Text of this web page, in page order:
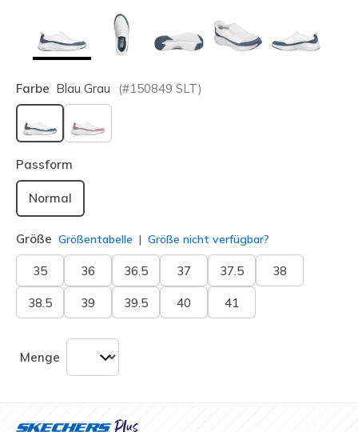
Farbe Blau Grau (#150849 SLT)
ausgewählt
Passform
Normal
Größe Größentabelle Größe nicht verfügbar?
35 36 36.5 37 37.5 38
38.5 39 39.5 40 41
Menge